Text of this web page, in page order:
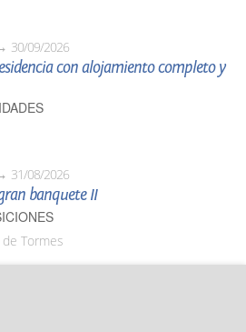
30/09/2026
con alojamiento completo y
31/08/2026
banquete II
Tormes